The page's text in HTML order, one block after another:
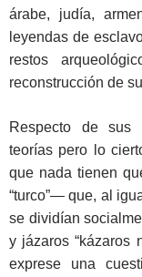
árabe, judía,
leyendas de
restos
reconstrucción de
Respecto de sus
teorías pero lo
que nada tienen
“turco”— que, al
se dividían
y jázaros “kázaros
exprese una